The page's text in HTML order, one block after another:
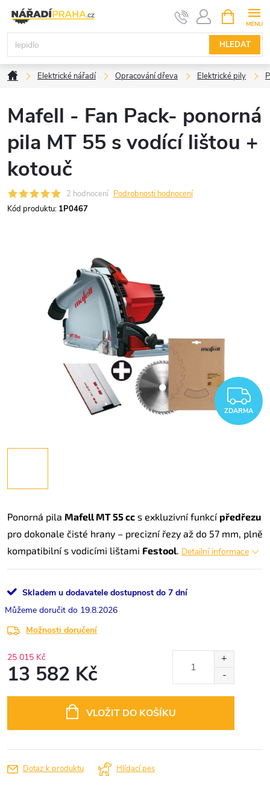
obsah
HLEDAT
NÁKUPNÍ
KOŠÍK
DomůElektrické nářadí Opracování dřeva Elektrické pily
Mafell - Fan Pack- ponorná
pila MT 55 s vodící lištou +
kotouč
2 hodnocení Podrobnosti hodnocení
Kód produktu: 1P0467
ZDARMA
Ponorná pila Mafell MT 55 cc s exkluzivní funkcí předřezu
pro dokonale čisté hrany – precizní řezy až do 57 mm, plně
kompatibilní s vodicími lištami Festool. Detailní informace
Skladem u dodavatele dostupnost do 7 dní
19.8.2026
Možnosti doručení
25 015 Kč
13 582 Kč
VLOŽIT DO KOŠÍKU
Dotaz k produktu Hlídací pes